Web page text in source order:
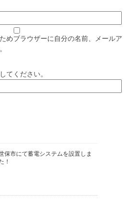
めブラウザーに自分の名前、メールア
てください。
保市にて蓄電システムを設置しま
！